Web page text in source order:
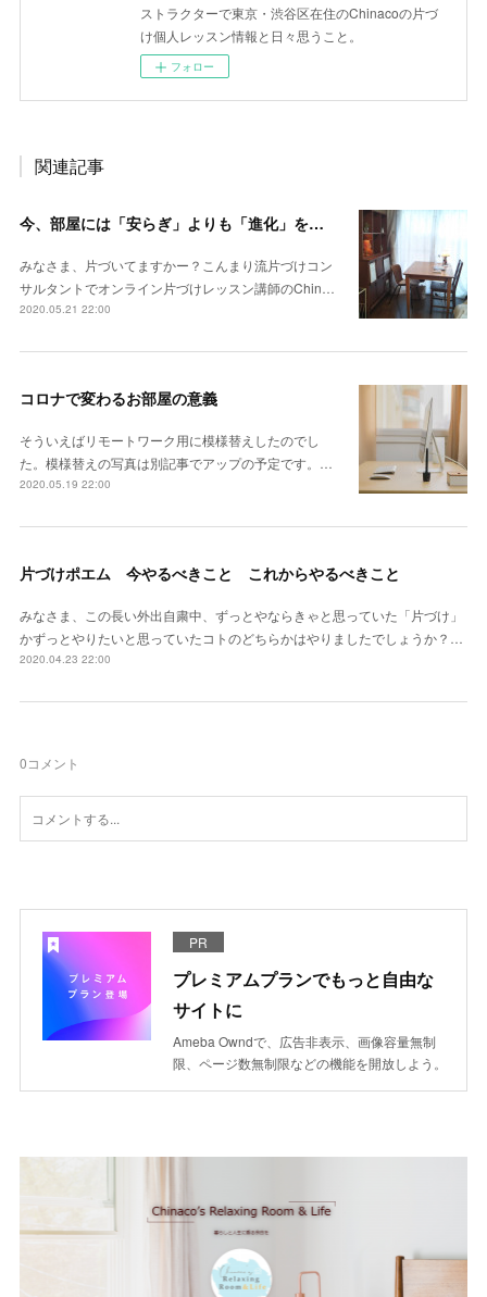
ストラクターで東京・渋谷区在住のChinacoの片づ
け個人レッスン情報と日々思うこと。
フォロー
関連記事
今、部屋には「安らぎ」よりも「進化」を反映させたい
みなさま、片づいてますかー？こんまり流片づけコン
サルタントでオンライン片づけレッスン講師のChin…
2020.05.21 22:00
コロナで変わるお部屋の意義
そういえばリモートワーク用に模様替えしたのでし
た。模様替えの写真は別記事でアップの予定です。…
2020.05.19 22:00
片づけポエム 今やるべきこと これからやるべきこと
みなさま、この長い外出自粛中、ずっとやならきゃと思っていた「片づけ」
かずっとやりたいと思っていたコトのどちらかはやりましたでしょうか？…
2020.04.23 22:00
0コメント
PR
プレミアムプランでもっと自由な
サイトに
Ameba Owndで、広告非表示、画像容量無制
限、ページ数無制限などの機能を開放しよう。